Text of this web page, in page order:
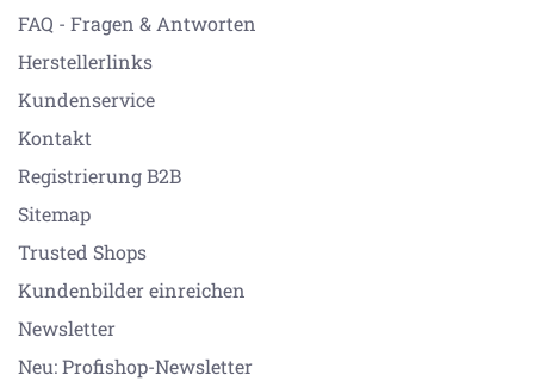
FAQ - Fragen & Antworten
Herstellerlinks
Kundenservice
Kontakt
Registrierung B2B
Sitemap
Trusted Shops
Kundenbilder einreichen
Newsletter
Neu: Profishop-Newsletter